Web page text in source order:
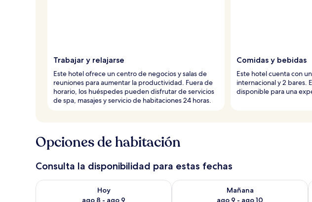
Trabajar y relajarse
Este hotel ofrece un centro de negocios y salas de
reuniones para aumentar la productividad. Fuera de
horario, los huéspedes pueden disfrutar de servicios
de spa, masajes y servicio de habitaciones 24 horas.
Comidas y bebidas
Este hotel cuenta con
internacional y 2 bares.
disponible para una
Opciones de habitación
Consulta la disponibilidad para estas fechas
Hoy
ago 8 - ago 9
Consulta la disponibilidad para hoy ago 8 - ago 9
Mañana
ago 9 - ago 10
Consulta la disponibilidad para mañana